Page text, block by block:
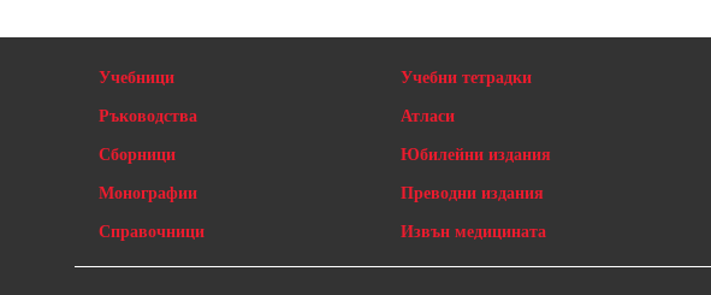
Учебници
Ръководства
Сборници
Монографии
Справочници
Учебни тетрадки
Атласи
Юбилейни издания
Преводни издания
Извън медицината